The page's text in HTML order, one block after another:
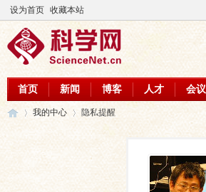
设为首页 收藏本站
首页 新闻 博客 人才 会议
我的中心 隐私提醒